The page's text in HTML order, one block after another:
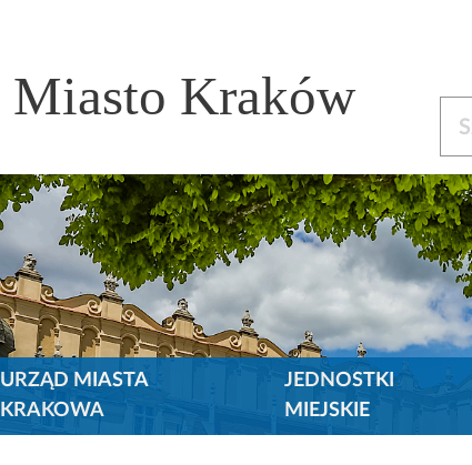
Miasto Kraków
URZĄD MIASTA
KRAKOWA
JEDNOSTKI
MIEJSKIE